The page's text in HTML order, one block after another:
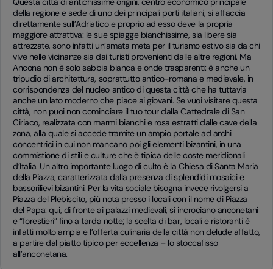
della regione e sede di uno dei principali porti italiani, si affaccia
direttamente sull’Adriatico e proprio ad esso deve la propria
maggiore attrattiva: le sue spiagge bianchissime, sia libere sia
attrezzate, sono infatti un’amata meta per il turismo estivo sia da chi
vive nelle vicinanze sia dai turisti provenienti dalle altre regioni. Ma
Ancona non è solo sabbia bianca e onde trasparenti: è anche un
tripudio di architettura, soprattutto antico-romana e medievale, in
corrispondenza del nucleo antico di questa città che ha tuttavia
anche un lato moderno che piace ai giovani. Se vuoi visitare questa
città, non puoi non cominciare il tuo tour dalla Cattedrale di San
Ciriaco, realizzata con marmi bianchi e rosa estratti dalle cave della
zona, alla quale si accede tramite un ampio portale ad archi
concentrici in cui non mancano poi gli elementi bizantini, in una
commistione di stili e culture che è tipica delle coste meridionali
d’Italia. Un altro importante luogo di culto è la Chiesa di Santa Maria
della Piazza, caratterizzata dalla presenza di splendidi mosaici e
bassorilievi bizantini. Per la vita sociale bisogna invece rivolgersi a
Piazza del Plebiscito, più nota presso i locali con il nome di Piazza
del Papa: qui, di fronte ai palazzi medievali, si incrociano anconetani
e “forestieri” fino a tarda notte; la scelta di bar, locali e ristoranti è
infatti molto ampia e l’offerta culinaria della città non delude affatto,
a partire dal piatto tipico per eccellenza – lo stoccafisso
all’anconetana.